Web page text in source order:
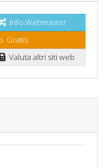
Info Webmaster
Gratis
Valuta altri siti web